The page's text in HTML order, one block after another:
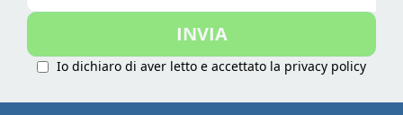
nostra
INVIA
Io dichiaro di aver letto e accettato la privacy policy